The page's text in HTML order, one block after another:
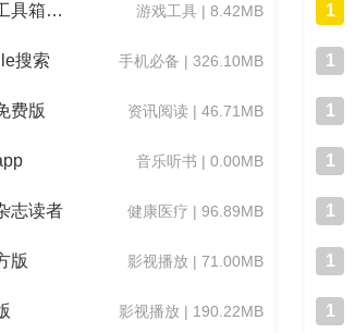
梦幻西游工具箱模拟器 游戏工具 | 8.42MB
搜索 手机必备 | 326.10MB
费版 资讯阅读 | 46.71MB
音乐听书 | 0.00MB
志读者 健康医疗 | 96.89MB
版 影视播放 | 71.00MB
影视播放 | 190.22MB
1
1
1
1
1
1
1